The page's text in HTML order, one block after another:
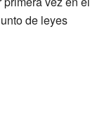
de leyes